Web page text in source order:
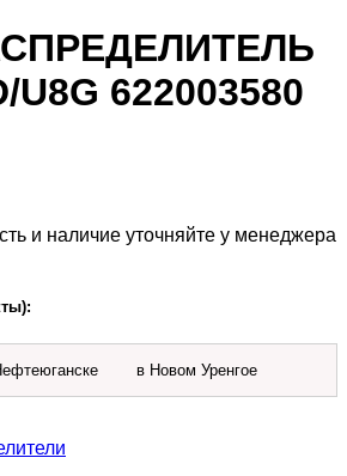
U8G 622003580
и наличие уточняйте у менеджера
в Новом Уренгое